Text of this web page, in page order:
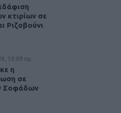
κτιρίων σε
Ριζοβούνι
10:09 πμ
η
σε
Σοφάδων